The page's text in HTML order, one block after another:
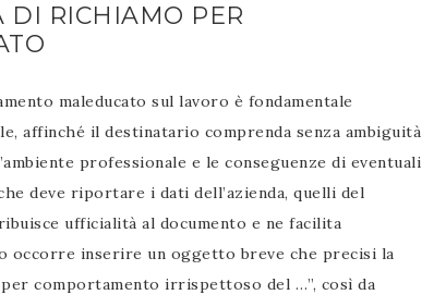
DI RICHIAMO PER
maleducato sul lavoro è fondamentale
affinché il destinatario comprenda senza ambiguità
professionale e le conseguenze di eventuali
deve riportare i dati dell’azienda, quelli del
ufficialità al documento e ne facilita
occorre inserire un oggetto breve che precisi la
comportamento irrispettoso del …”, così da